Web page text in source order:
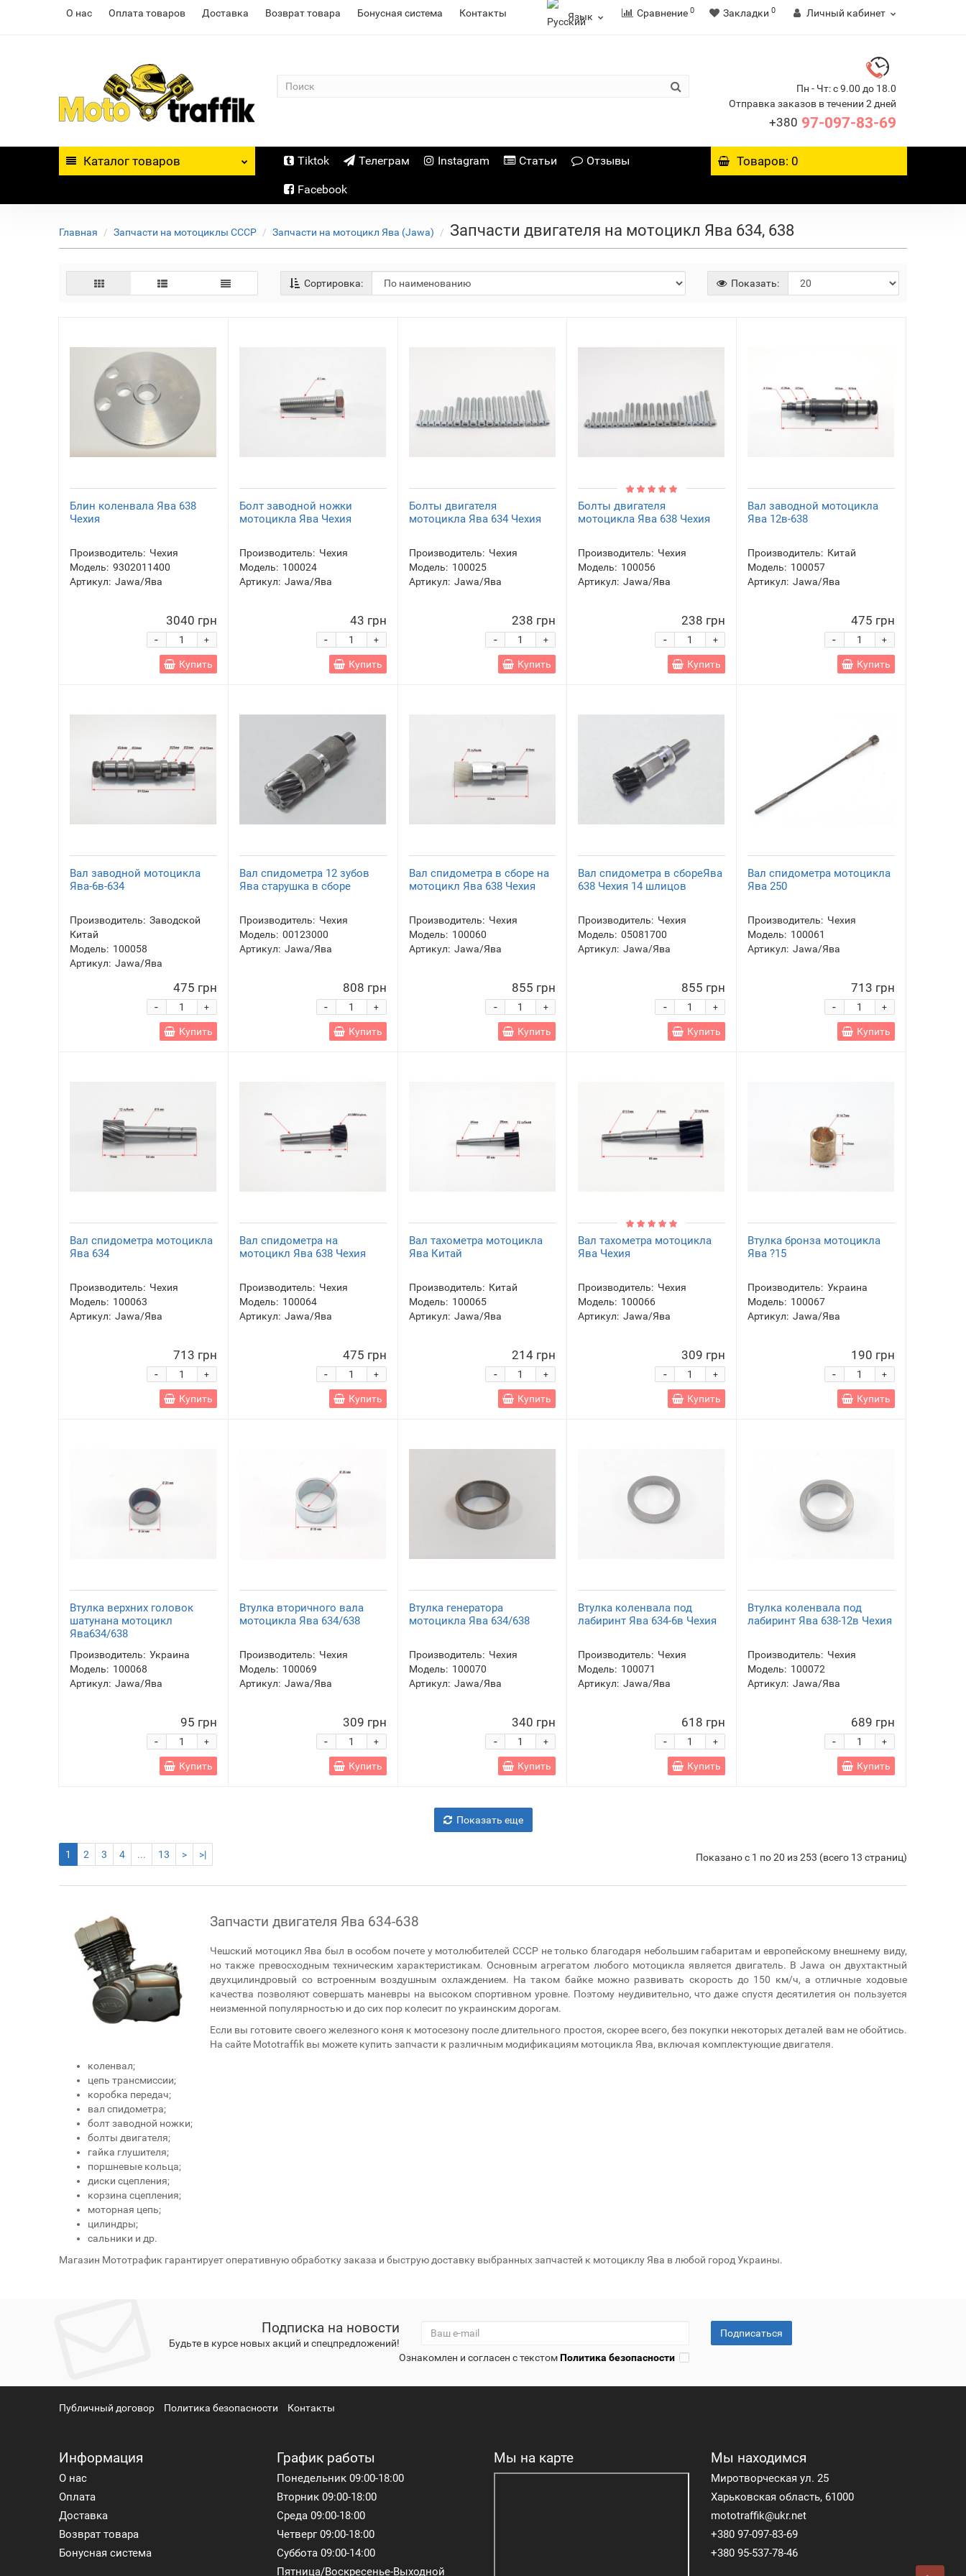
О нас Оплата товаров Доставка Возврат товара Бонусная система Контакты Язык Сравнение 0 Закладки 0 Личный кабинет
Пн - Чт: с 9.00 до 18.0
Отправка заказов в течении 2 дней
+380 97-097-83-69
Каталог товаров Tiktok Телеграм Instagram Статьи Отзывы
Facebook
Товаров: 0
Главная Запчасти на мотоциклы СССР Запчасти на мотоцикл Ява (Jawa) Запчасти двигателя на мотоцикл Ява 634, 638
Сортировка: Показать:
Блин коленвала Ява 638
Чехия
Производитель: Чехия
Модель: 9302011400
Артикул: Jawa/Ява
3040 грн
+
-
Купить
Болт заводной ножки
мотоцикла Ява Чехия
Производитель: Чехия
Модель: 100024
Артикул: Jawa/Ява
43 грн
+
-
Купить
Болты двигателя
мотоцикла Ява 634 Чехия
Производитель: Чехия
Модель: 100025
Артикул: Jawa/Ява
238 грн
+
-
Купить
Болты двигателя
мотоцикла Ява 638 Чехия
Производитель: Чехия
Модель: 100056
Артикул: Jawa/Ява
238 грн
+
-
Купить
Вал заводной мотоцикла
Ява 12в-638
Производитель: Китай
Модель: 100057
Артикул: Jawa/Ява
475 грн
+
-
Купить
Вал заводной мотоцикла
Ява-6в-634
Производитель: Заводской
Китай
Модель: 100058
Артикул: Jawa/Ява
475 грн
+
-
Купить
Вал спидометра 12 зубов
Ява старушка в сборе
Производитель: Чехия
Модель: 00123000
Артикул: Jawa/Ява
808 грн
+
-
Купить
Вал спидометра в сборе на
мотоцикл Ява 638 Чехия
Производитель: Чехия
Модель: 100060
Артикул: Jawa/Ява
855 грн
+
-
Купить
Вал спидометра в сбореЯва
638 Чехия 14 шлицов
Производитель: Чехия
Модель: 05081700
Артикул: Jawa/Ява
855 грн
+
-
Купить
Вал спидометра мотоцикла
Ява 250
Производитель: Чехия
Модель: 100061
Артикул: Jawa/Ява
713 грн
+
-
Купить
Вал спидометра мотоцикла
Ява 634
Производитель: Чехия
Модель: 100063
Артикул: Jawa/Ява
713 грн
+
-
Купить
Вал спидометра на
мотоцикл Ява 638 Чехия
Производитель: Чехия
Модель: 100064
Артикул: Jawa/Ява
475 грн
+
-
Купить
Вал тахометра мотоцикла
Ява Китай
Производитель: Китай
Модель: 100065
Артикул: Jawa/Ява
214 грн
+
-
Купить
Вал тахометра мотоцикла
Ява Чехия
Производитель: Чехия
Модель: 100066
Артикул: Jawa/Ява
309 грн
+
-
Купить
Втулка бронза мотоцикла
Ява ?15
Производитель: Украина
Модель: 100067
Артикул: Jawa/Ява
190 грн
+
-
Купить
Втулка верхних головок
шатунана мотоцикл
Ява634/638
Производитель: Украина
Модель: 100068
Артикул: Jawa/Ява
95 грн
+
-
Купить
Втулка вторичного вала
мотоцикла Ява 634/638
Производитель: Чехия
Модель: 100069
Артикул: Jawa/Ява
309 грн
+
-
Купить
Втулка генератора
мотоцикла Ява 634/638
Производитель: Чехия
Модель: 100070
Артикул: Jawa/Ява
340 грн
+
-
Купить
Втулка коленвала под
лабиринт Ява 634-6в Чехия
Производитель: Чехия
Модель: 100071
Артикул: Jawa/Ява
618 грн
+
-
Купить
Втулка коленвала под
лабиринт Ява 638-12в Чехия
Производитель: Чехия
Модель: 100072
Артикул: Jawa/Ява
689 грн
+
-
Купить
Показать еще
1 2 3 4 ... 13 > >| Показано с 1 по 20 из 253 (всего 13 страниц)
Запчасти двигателя Ява 634-638
Чешский мотоцикл Ява был в особом почете у мотолюбителей СССР не только благодаря небольшим габаритам и европейскому внешнему виду,
но также превосходным техническим характеристикам. Основным агрегатом любого мотоцикла является двигатель. В Jawa он двухтактный
двухцилиндровый со встроенным воздушным охлаждением. На таком байке можно развивать скорость до 150 км/ч, а отличные ходовые
качества позволяют совершать маневры на высоком спортивном уровне. Поэтому неудивительно, что даже спустя десятилетия он пользуется
неизменной популярностью и до сих пор колесит по украинским дорогам.
Если вы готовите своего железного коня к мотосезону после длительного простоя, скорее всего, без покупки некоторых деталей вам не обойтись.
На сайте Mototraffik вы можете купить запчасти к различным модификациям мотоцикла Ява, включая комплектующие двигателя.
коленвал;
цепь трансмиссии;
коробка передач;
вал спидометра;
болт заводной ножки;
болты двигателя;
гайка глушителя;
поршневые кольца;
диски сцепления;
корзина сцепления;
моторная цепь;
цилиндры;
сальники и др.
Магазин Мототрафик гарантирует оперативную обработку заказа и быструю доставку выбранных запчастей к мотоциклу Ява в любой город Украины.
Подписка на новости
Будьте в курсе новых акций и спецпредложений!
Подписаться
Ознакомлен и согласен с текстомПолитика безопасности
Публичный договор Политика безопасности Контакты
Информация
О нас
Оплата
Доставка
Возврат товара
Бонусная система
График работы
Понедельник 09:00-18:00
Вторник 09:00-18:00
Среда 09:00-18:00
Четверг 09:00-18:00
Суббота 09:00-14:00
Пятница/Воскресенье-Выходной
Мы на карте Мы находимся
Миротворческая ул. 25
Харьковская область, 61000
mototraffik@ukr.net
+380 97-097-83-69
+380 95-537-78-46